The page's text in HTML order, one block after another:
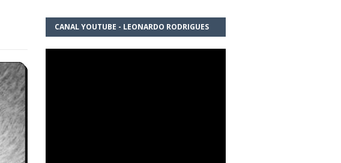
CANAL YOUTUBE - LEONARDO RODRIGUES